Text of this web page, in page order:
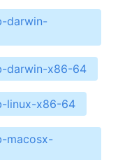
darwin-
darwin-x86-64
linux-x86-64
macosx-